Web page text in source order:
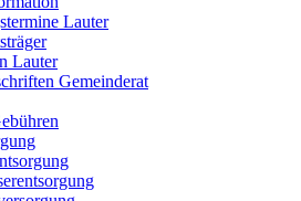
Lauter
Lauter
Gemeinderat